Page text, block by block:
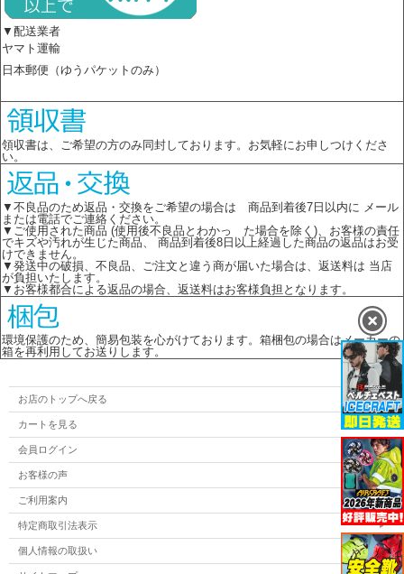
▼配送業者
ヤマト運輸
日本郵便（ゆうパケットのみ）
領収書は、ご希望の方のみ同封しております。お気軽にお申しつけくださ
い。
▼不良品のため返品・交換をご希望の場合は 商品到着後7日以内に メール
または電話でご連絡ください。
▼ご使用された商品 (使用後不良品とわかっ た場合を除く)、お客様の責任
でキズや汚れが生じた商品、 商品到着後8日以上経過した商品の返品はお受
けできません。
▼発送中の破損、不良品、ご注文と違う商が届いた場合は、返送料は 当店
が負担いたします。
▼お客様都合による返品の場合、返送料はお客様負担となります。
環境保護のため、簡易包装を心がけております。箱梱包の場合はメーカーの
箱を再利用してお送りします。
お店のトップへ戻る
カートを見る
会員ログイン
お客様の声
ご利用案内
特定商取引法表示
個人情報の取扱い